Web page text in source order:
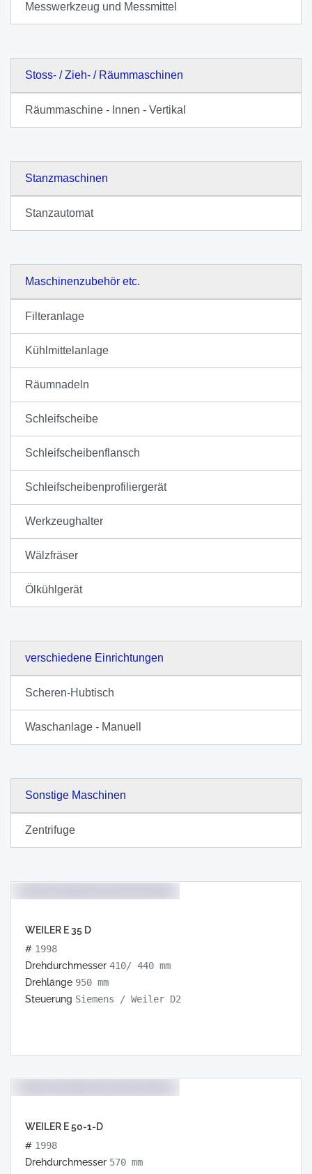
Messwerkzeug und Messmittel
Stoss- / Zieh- / Räummaschinen
Räummaschine - Innen - Vertikal
Stanzmaschinen
Stanzautomat
Maschinenzubehör etc.
Filteranlage
Kühlmittelanlage
Räumnadeln
Schleifscheibe
Schleifscheibenflansch
Schleifscheibenprofiliergerät
Werkzeughalter
Wälzfräser
Ölkühlgerät
verschiedene Einrichtungen
Scheren-Hubtisch
Waschanlage - Manuell
Sonstige Maschinen
Zentrifuge
WEILER E 35 D
# 1998
Drehdurchmesser 410/ 440 mm
Drehlänge 950 mm
Steuerung Siemens / Weiler D2
WEILER E 50-1-D
# 1998
Drehdurchmesser 570 mm